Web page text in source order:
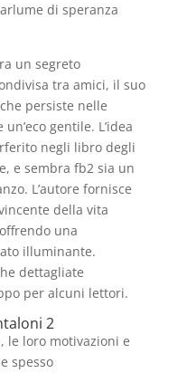
di speranza
un segreto
tra amici, il suo
persiste nelle
gentile. L’idea
negli libro degli
e sembra fb2 sia un
L’autore fornisce
della vita
una
illuminante.
dettagliate
per alcuni lettori.
2
le loro motivazioni e
spesso